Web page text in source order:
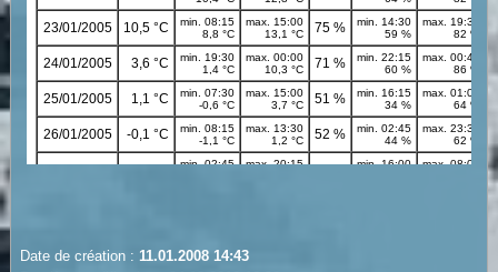
Date de création : 11.01.2008 14:43